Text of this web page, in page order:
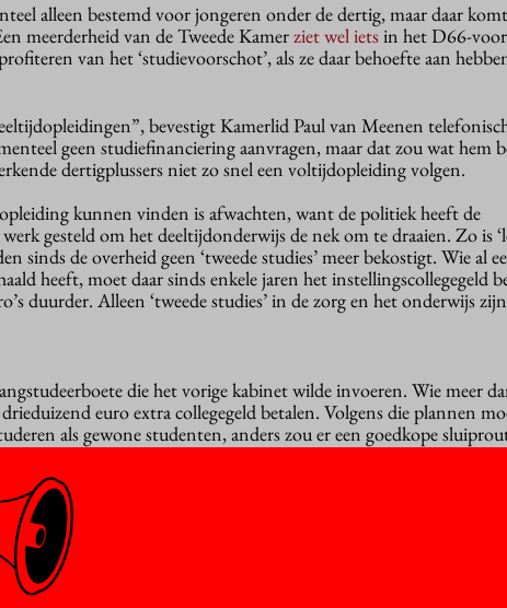
alleen bestemd voor jongeren onder de dertig, maar daar komt
meerderheid van de Tweede Kamerziet wel ietsin het D66-
van het ‘studievoorschot’, als ze daar behoefte aan
bevestigt Kamerlid Paul van Meenen
geen studiefinanciering aanvragen, maar dat zou wat hem
dertigplussers niet zo snel een voltijdopleiding volgen.
kunnen vinden is afwachten, want de politiek heeft de
gesteld om het deeltijdonderwijs de nek om te draaien. Zo is
sinds de overheid geen ‘tweede studies’ meer bekostigt. Wie al
heeft, moet daar sinds enkele jaren het instellingscollegegeld
duurder. Alleen ‘tweede studies’ in de zorg en het onderwijs
die het vorige kabinet wilde invoeren. Wie meer
euro extra collegegeld betalen. Volgens die plannen
als gewone studenten, anders zou er een goedkope
maar liet wel zijn sporen na. De belangstelling voor
tijd halveerde de instroom. De hogescholen trokken dit
en de universiteiten nog geen zevenhonderd, blijkt uit